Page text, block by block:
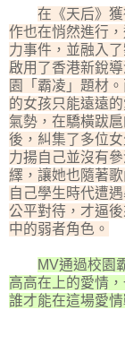
在《天后》
作也在悄然進行
力事件，並融入
啟用了香港新銳
園「霸凌」題材
的女孩只能遠遠
氣勢，在驕橫跋
後，糾集了多位
力揚自己並沒有
繹，讓她也隨著
自己學生時代遭
公平對待，才逼
中的弱者角色。
MV通過校園
高高在上的愛情
誰才能在這場愛